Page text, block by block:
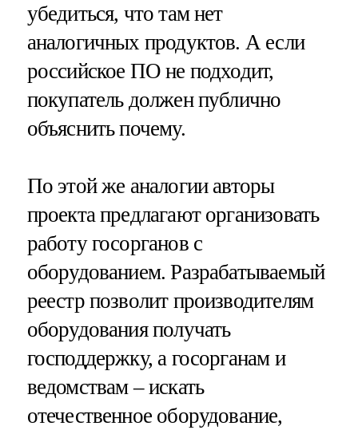
убедиться, что там нет
аналогичных продуктов. А если
российское ПО не подходит,
покупатель должен публично
объяснить почему.
По этой же аналогии авторы
проекта предлагают организовать
работу госорганов с
оборудованием. Разрабатываемый
реестр позволит производителям
оборудования получать
господдержку, а госорганам и
ведомствам – искать
отечественное оборудование,